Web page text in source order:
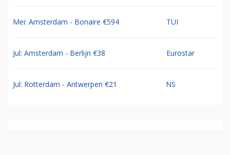
Mei: Amsterdam - Bonaire €594 TUI
Jul: Amsterdam - Berlijn €38 Eurostar
Jul: Rotterdam - Antwerpen €21 NS